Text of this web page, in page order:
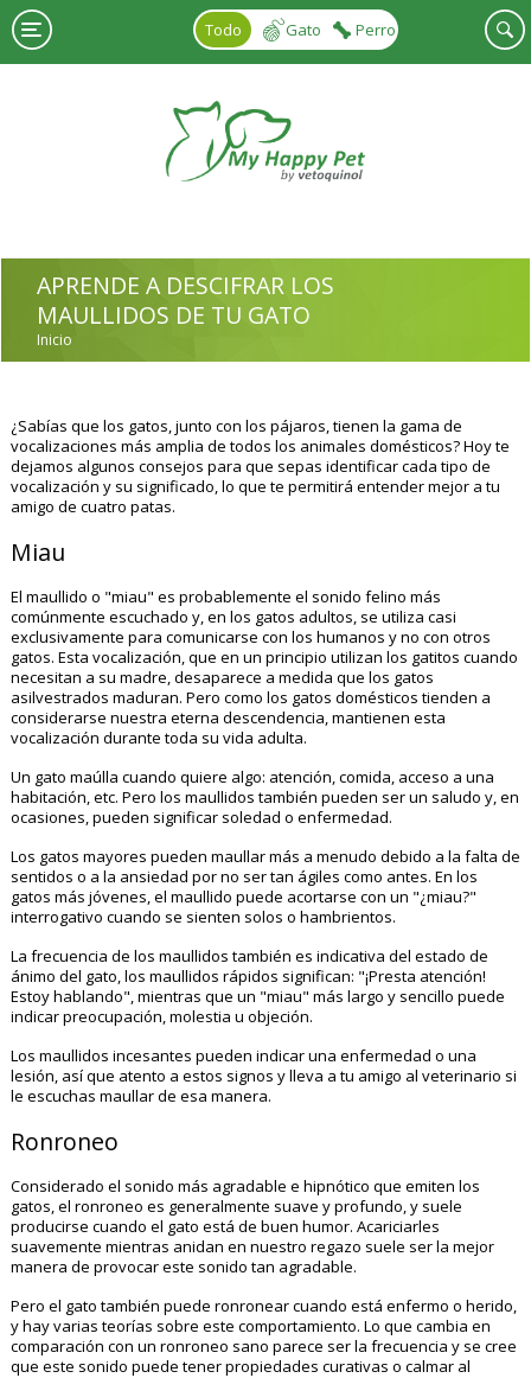
Pasar al contenido principal
Todo
Gato Perro
APRENDE A DESCIFRAR LOS
MAULLIDOS DE TU GATO
USTED ESTÁ AQUÍ
Inicio
¿Sabías que los gatos, junto con los pájaros, tienen la gama de
vocalizaciones más amplia de todos los animales domésticos? Hoy te
dejamos algunos consejos para que sepas identificar cada tipo de
vocalización y su significado, lo que te permitirá entender mejor a tu
amigo de cuatro patas.
Miau
El maullido o "miau" es probablemente el sonido felino más
comúnmente escuchado y, en los gatos adultos, se utiliza casi
exclusivamente para comunicarse con los humanos y no con otros
gatos. Esta vocalización, que en un principio utilizan los gatitos cuando
necesitan a su madre, desaparece a medida que los gatos
asilvestrados maduran. Pero como los gatos domésticos tienden a
considerarse nuestra eterna descendencia, mantienen esta
vocalización durante toda su vida adulta.
Un gato maúlla cuando quiere algo: atención, comida, acceso a una
habitación, etc. Pero los maullidos también pueden ser un saludo y, en
ocasiones, pueden significar soledad o enfermedad.
Los gatos mayores pueden maullar más a menudo debido a la falta de
sentidos o a la ansiedad por no ser tan ágiles como antes. En los
gatos más jóvenes, el maullido puede acortarse con un "¿miau?"
interrogativo cuando se sienten solos o hambrientos.
La frecuencia de los maullidos también es indicativa del estado de
ánimo del gato, los maullidos rápidos significan: "¡Presta atención!
Estoy hablando", mientras que un "miau" más largo y sencillo puede
indicar preocupación, molestia u objeción.
Los maullidos incesantes pueden indicar una enfermedad o una
lesión, así que atento a estos signos y lleva a tu amigo al veterinario si
le escuchas maullar de esa manera.
Ronroneo
Considerado el sonido más agradable e hipnótico que emiten los
gatos, el ronroneo es generalmente suave y profundo, y suele
producirse cuando el gato está de buen humor. Acariciarles
suavemente mientras anidan en nuestro regazo suele ser la mejor
manera de provocar este sonido tan agradable.
Pero el gato también puede ronronear cuando está enfermo o herido,
y hay varias teorías sobre este comportamiento. Lo que cambia en
comparación con un ronroneo sano parece ser la frecuencia y se cree
que este sonido puede tener propiedades curativas o calmar al